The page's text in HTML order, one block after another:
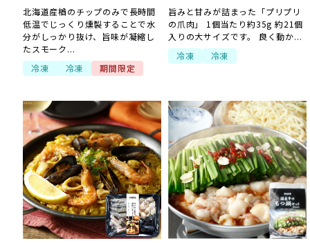
北海道産楢のチップのみで長時間
低温でじっくり燻製することで水
分がしっかり抜け、旨味が凝縮し
たスモーク...
冷凍
冷凍 期間限定
旨みと甘みが詰まった「プリプリ
の爪肉」 1個当たり約35g 約21個
入りの大サイズです。 良く動か...
冷凍
冷凍